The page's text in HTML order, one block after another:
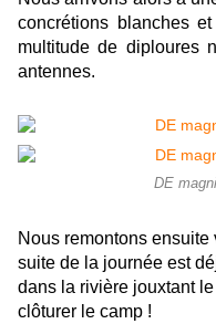
concrétions blanches
multitude de diploures
antennes.
DE
Nous remontons
suite de la journée est
dans la rivière jouxtant
clôturer le camp !